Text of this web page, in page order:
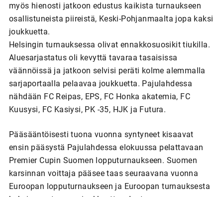
myös hienosti jatkoon edustus kaikista turnaukseen
osallistuneista piireistä, Keski-Pohjanmaalta jopa kaksi
joukkuetta.
Helsingin turnauksessa olivat ennakkosuosikit tiukilla.
Aluesarjastatus oli kevyttä tavaraa tasaisissa
väännöissä ja jatkoon selvisi peräti kolme alemmalla
sarjaportaalla pelaavaa joukkuetta. Pajulahdessa
nähdään FC Reipas, EPS, FC Honka akatemia, FC
Kuusysi, FC Kasiysi, PK -35, HJK ja Futura.
Pääsääntöisesti tuona vuonna syntyneet kisaavat
ensin pääsystä Pajulahdessa elokuussa pelattavaan
Premier Cupin Suomen lopputurnaukseen. Suomen
karsinnan voittaja pääsee taas seuraavana vuonna
Euroopan lopputurnaukseen ja Euroopan turnauksesta